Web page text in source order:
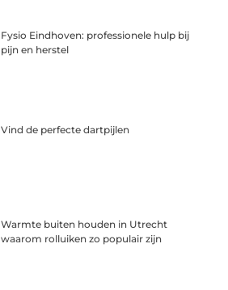
Fysio Eindhoven: professionele hulp bij
pijn en herstel
Vind de perfecte dartpijlen
Warmte buiten houden in Utrecht
waarom rolluiken zo populair zijn